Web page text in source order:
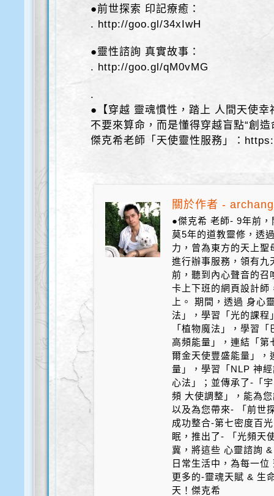
●前世探索 印記療癒：
. http://goo.gl/34xIwH
●靈性諮詢 真實故事：
. http://goo.gl/qM0vMG
.
●【穿越 靈魂慣性，踏上 人間天使幸
不要來算命，而是懂得穿越盲點“創造
傑克希老師「天使靈性服務」：
關於作者 -
●傑克希 老師- 9年前
莫5年的道教靈修，透
力，曾為東方的天上
進行辦事服務，領有
前，聽到內心聲音的召
卡上下班的網頁設計師
上。 期間，透過 身心
法」，學習「光的課程
「植物魔法」，學習
高頻能量」，連結「第
爾金天使豐盛能量」，
量」，學習「NLP 神
心法」；並傳承了-「
頻 大使調整」，能為
以及為您帶來- 「前世
成功整合-第七密度百
眠，推出了- 「光頻天
冀，將這些 心靈諮詢
日常生活中，為每一
更多的-靈魂天賦 & 生
天！傑克希